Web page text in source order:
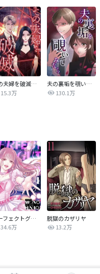
その夫婦を破滅させるまで
15.3万
夫の裏垢を覗いてみたら
130.1万
パーフェクトグリッター
34.6万
脱獄のカザリヤ
13.2万